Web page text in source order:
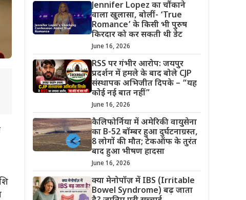
Jennifer Lopez का चौंकाने
वाला खुलासा, बोलीं- ‘True
Romance’ के किसी भी पुरुष
किरदार को कर सकती थी डेट
June 16, 2026
RSS पर गंभीर आरोप: जयपुर
प्रदर्शन में हमले के बाद बोले CJP
संस्थापक अभिजीत दिपके – “यह
कोई नई बात नहीं”
June 16, 2026
कैलिफोर्निया में अमेरिकी वायुसेना
का B-52 बॉम्बर हुआ दुर्घटनाग्रस्त,
8 लोगों की मौत; टेकऑफ के तुरंत
बाद हुआ भीषण हादसा
June 16, 2026
क्या मेनोपॉज़ में IBS (Irritable
Bowel Syndrome) बढ़ जाता